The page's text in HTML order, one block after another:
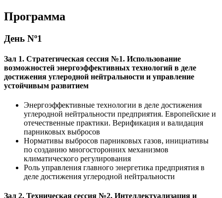
Программа
День Nº1
Зал 1. Стратегическая сессия №1. Использование
возможностей энергоэффективных технологий в деле
достижения углеродной нейтральности и управление
устойчивым развитием
Энергоэффективные технологии в деле достижения
углеродной нейтральности предприятия. Европейские и
отечественные практики. Верификация и валидация
парниковых выбросов
Нормативы выбросов парниковых газов, инициативы
по созданию многосторонних механизмов
климатического регулирования
Роль управления главного энергетика предприятия в
деле достижения углеродной нейтральности
Зал 2. Техническая сессия №2. Интеллектуализация и